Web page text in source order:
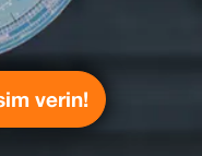
verin!